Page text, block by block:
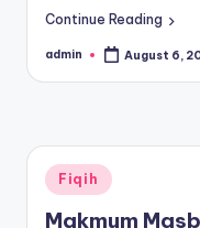
Continue Reading
Posted
admin August 6,
Posted
in
Fiqih
Makmum